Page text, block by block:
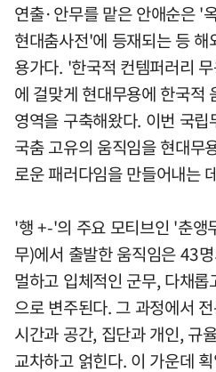
연출·안무를 맡은 안애순은 '
현대춤사전'에 등재되는 등
용가다. '한국적 컨템퍼러리
에 걸맞게 현대무용에 한국적
영역을 구축해왔다. 이번 국
국춤 고유의 움직임을 현대무
로운 패러다임을 만들어내는
'행 +-'의 주요 모티브인 '춘앵
무)에서 출발한 움직임은 43
멀하고 입체적인 군무, 다채
으로 변주된다. 그 과정에서
시간과 공간, 집단과 개인, 규
교차하고 얽힌다. 이 가운데